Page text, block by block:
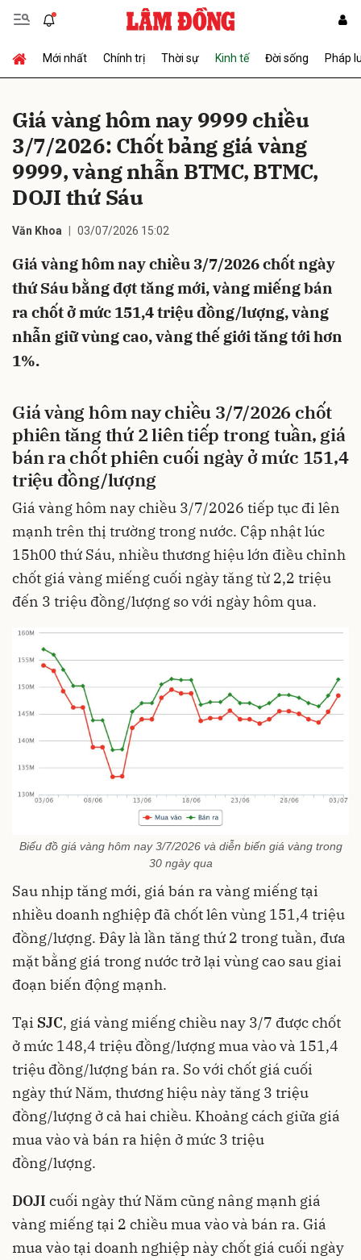
Mới nhất Chính trị Thời sự Kinh tế Đời sống Pháp
Giá vàng hôm nay 9999 chiều
3/7/2026: Chốt bảng giá vàng
9999, vàng nhẫn BTMC, BTMC,
DOJI thứ Sáu
Văn Khoa 03/07/2026 15:02
Giá vàng hôm nay chiều 3/7/2026 chốt ngày
thứ Sáu bằng đợt tăng mới, vàng miếng bán
ra chốt ở mức 151,4 triệu đồng/lượng, vàng
nhẫn giữ vùng cao, vàng thế giới tăng tới hơn
1%.
Giá vàng hôm nay chiều 3/7/2026 chốt
phiên tăng thứ 2 liên tiếp trong tuần, giá
bán ra chốt phiên cuối ngày ở mức 151,4
triệu đồng/lượng
Giá vàng hôm nay chiều 3/7/2026 tiếp tục đi lên
mạnh trên thị trường trong nước. Cập nhật lúc
15h00 thứ Sáu, nhiều thương hiệu lớn điều chỉnh
chốt giá vàng miếng cuối ngày tăng từ 2,2 triệu
đến 3 triệu đồng/lượng so với ngày hôm qua.
Biểu đồ giá vàng hôm nay 3/7/2026 và diễn biến giá vàng trong
30 ngày qua
Sau nhịp tăng mới, giá bán ra vàng miếng tại
nhiều doanh nghiệp đã chốt lên vùng 151,4 triệu
đồng/lượng. Đây là lần tăng thứ 2 trong tuần, đưa
mặt bằng giá trong nước trở lại vùng cao sau giai
đoạn biến động mạnh.
Tại SJC, giá vàng miếng chiều nay 3/7 được chốt
ở mức 148,4 triệu đồng/lượng mua vào và 151,4
triệu đồng/lượng bán ra. So với chốt giá cuối
ngày thứ Năm, thương hiệu này tăng 3 triệu
đồng/lượng ở cả hai chiều. Khoảng cách giữa giá
mua vào và bán ra hiện ở mức 3 triệu
đồng/lượng.
DOJI cuối ngày thứ Năm cũng nâng mạnh giá
vàng miếng tại 2 chiều mua vào và bán ra. Giá
mua vào tại doanh nghiệp này chốt giá cuối ngày
Gửi bình luận